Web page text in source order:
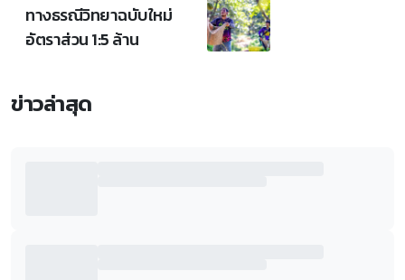
ทางธรณีวิทยาฉบับใหม่
อัตราส่วน 1:5 ล้าน
ข่าวล่าสุด